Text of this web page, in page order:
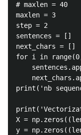
# maxlen = 40
maxlen = 3
step = 2
sentences = []
next_chars = []
for i in
print('nb
X =
y =